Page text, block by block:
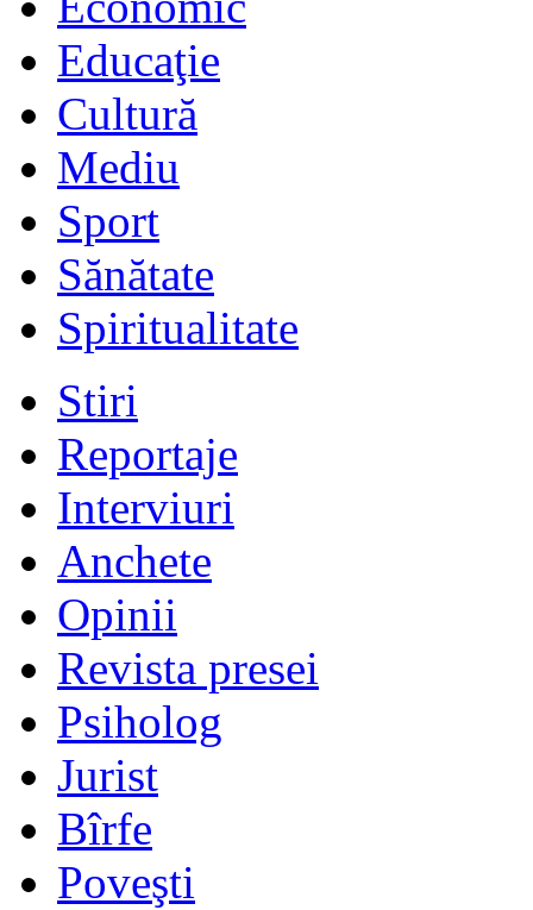
Educaţie
Cultură
Mediu
Sport
Sănătate
Spiritualitate
Stiri
Reportaje
Interviuri
Anchete
Opinii
Revista presei
Psiholog
Jurist
Bîrfe
Poveşti